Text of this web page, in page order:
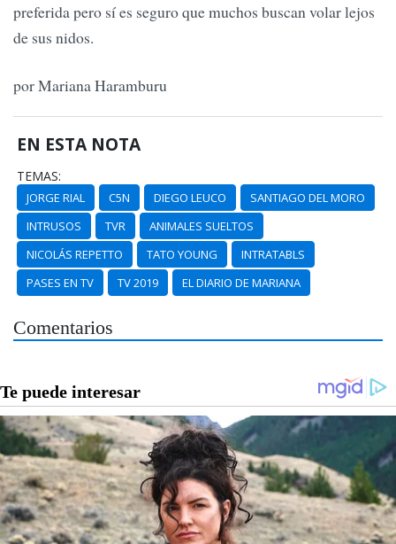
preferida pero sí es seguro que muchos buscan volar lejos
de sus nidos.
por Mariana Haramburu
EN ESTA NOTA
TEMAS:
JORGE RIAL C5N DIEGO LEUCO
SANTIAGO DEL MORO
INTRUSOS
TVR
ANIMALES SUELTOS
NICOLÁS REPETTO
TATO YOUNG
INTRATABLS
PASES EN TV
TV 2019 EL DIARIO DE MARIANA
Comentarios